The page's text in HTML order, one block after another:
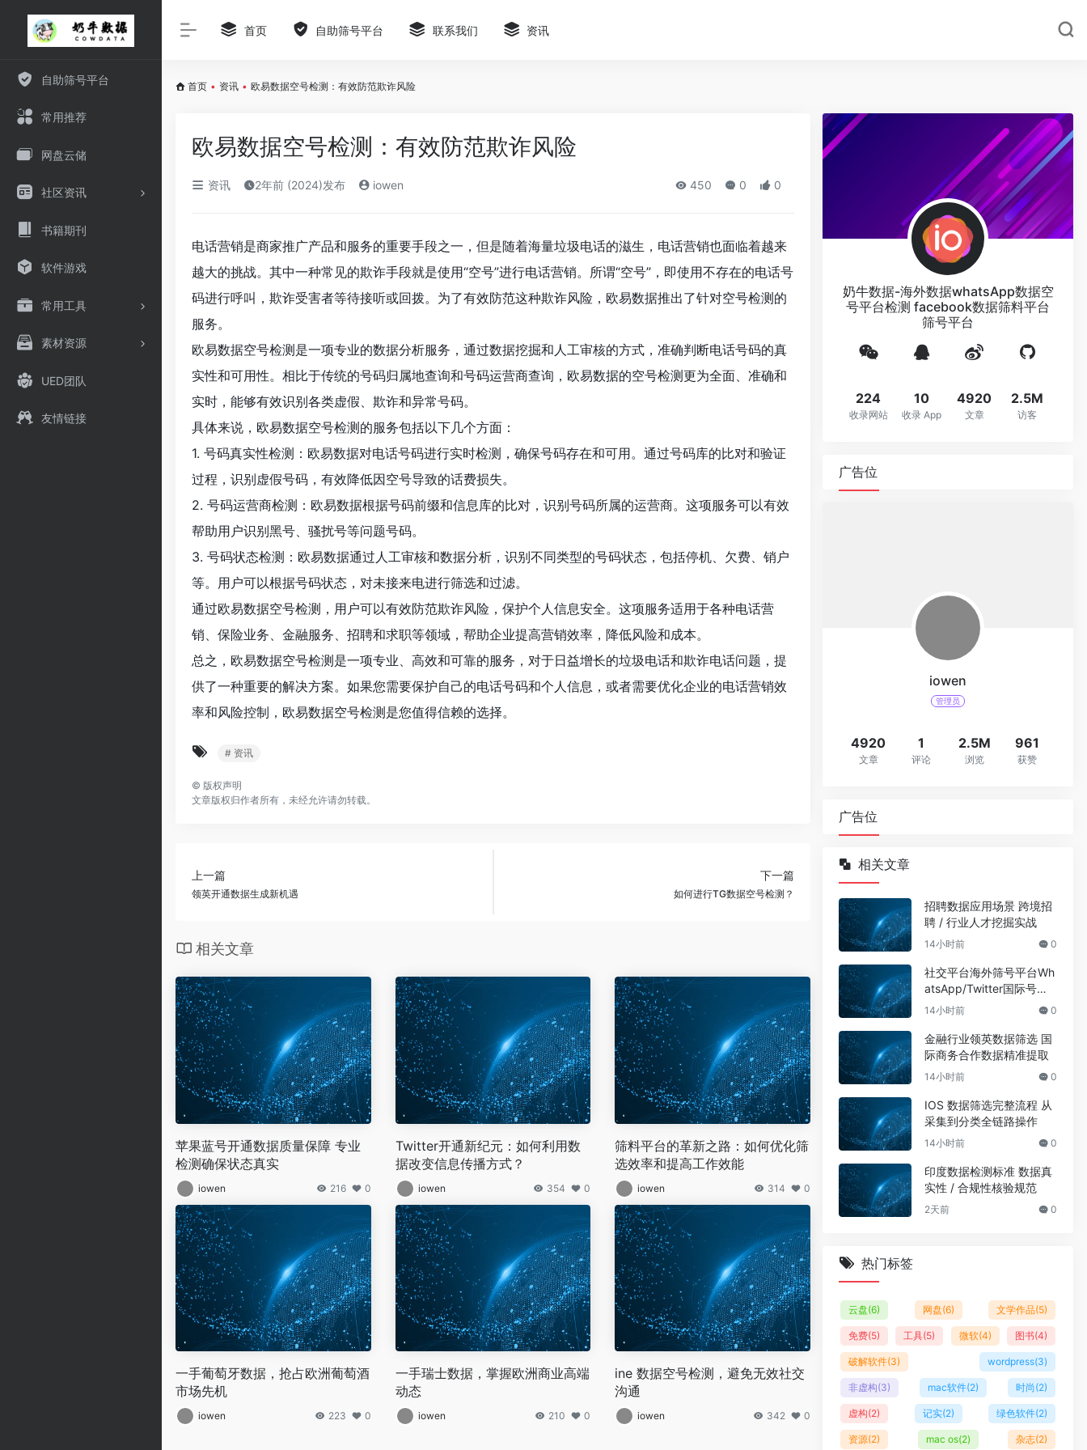
自助筛号平台
常用推荐
网盘云储
社区资讯
书籍期刊
软件游戏
常用工具
素材资源
UED团队
友情链接
首页 自助筛号平台 联系我们 资讯
首页 • 资讯 • 欧易数据空号检测：有效防范欺诈风险
欧易数据空号检测：有效防范欺诈风险
资讯 2年前 (2024)发布 iowen 450 0 0
电话营销是商家推广产品和服务的重要手段之一，但是随着海量垃圾电话的滋生，电话营销也面临着越来
越大的挑战。其中一种常见的欺诈手段就是使用“空号”进行电话营销。所谓“空号”，即使用不存在的电话号
码进行呼叫，欺诈受害者等待接听或回拨。为了有效防范这种欺诈风险，欧易数据推出了针对空号检测的
服务。
欧易数据空号检测是一项专业的数据分析服务，通过数据挖掘和人工审核的方式，准确判断电话号码的真
实性和可用性。相比于传统的号码归属地查询和号码运营商查询，欧易数据的空号检测更为全面、准确和
实时，能够有效识别各类虚假、欺诈和异常号码。
具体来说，欧易数据空号检测的服务包括以下几个方面：
1. 号码真实性检测：欧易数据对电话号码进行实时检测，确保号码存在和可用。通过号码库的比对和验证
过程，识别虚假号码，有效降低因空号导致的话费损失。
2. 号码运营商检测：欧易数据根据号码前缀和信息库的比对，识别号码所属的运营商。这项服务可以有效
帮助用户识别黑号、骚扰号等问题号码。
3. 号码状态检测：欧易数据通过人工审核和数据分析，识别不同类型的号码状态，包括停机、欠费、销户
等。用户可以根据号码状态，对未接来电进行筛选和过滤。
通过欧易数据空号检测，用户可以有效防范欺诈风险，保护个人信息安全。这项服务适用于各种电话营
销、保险业务、金融服务、招聘和求职等领域，帮助企业提高营销效率，降低风险和成本。
总之，欧易数据空号检测是一项专业、高效和可靠的服务，对于日益增长的垃圾电话和欺诈电话问题，提
供了一种重要的解决方案。如果您需要保护自己的电话号码和个人信息，或者需要优化企业的电话营销效
率和风险控制，欧易数据空号检测是您值得信赖的选择。
# 资讯
© 版权声明
文章版权归作者所有，未经允许请勿转载。
上一篇
领英开通数据生成新机遇
下一篇
如何进行TG数据空号检测？
相关文章
苹果蓝号开通数据质量保障 专业
检测确保状态真实
iowen 216 0
Twitter开通新纪元：如何利用数
据改变信息传播方式？
iowen 354 0
筛料平台的革新之路：如何优化筛
选效率和提高工作效能
iowen 314 0
一手葡萄牙数据，抢占欧洲葡萄酒
市场先机
iowen 223 0
一手瑞士数据，掌握欧洲商业高端
动态
iowen 210 0
ine 数据空号检测，避免无效社交
沟通
iowen 342 0
奶牛数据-海外数据whatsApp数据空
号平台检测 facebook数据筛料平台
筛号平台
224
收录网站
10
收录 App
4920
文章
2.5M
访客
广告位
iowen
管理员
4920
文章
1
评论
2.5M
浏览
961
获赞
广告位
相关文章
招聘数据应用场景 跨境招
聘 / 行业人才挖掘实战
14小时前 0
社交平台海外筛号平台Wh
atsApp/Twitter国际号码
筛选
14小时前 0
金融行业领英数据筛选 国
际商务合作数据精准提取
14小时前 0
IOS 数据筛选完整流程 从
采集到分类全链路操作
14小时前 0
印度数据检测标准 数据真
实性 / 合规性核验规范
2天前 0
热门标签
云盘(6) 网盘(6) 文学作品(5)
免费(5) 工具(5) 微软(4) 图书(4)
破解软件(3) wordpress(3)
非虚构(3) mac软件(2) 时尚(2)
虚构(2) 记实(2) 绿色软件(2)
资源(2) mac os(2) 杂志(2)